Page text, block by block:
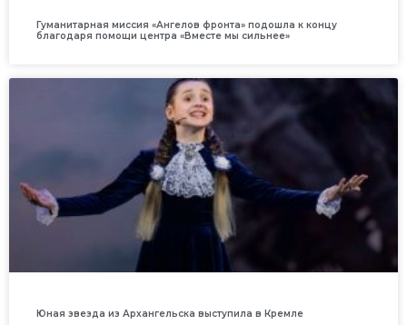
Гуманитарная миссия «Ангелов фронта» подошла к концу
благодаря помощи центра «Вместе мы сильнее»
Юная звезда из Архангельска выступила в Кремле